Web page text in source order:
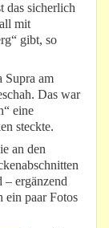
das sicherlich
mit
gibt, so
Supra am
Das war
eine
steckte.
an den
– ergänzend
ein paar Fotos